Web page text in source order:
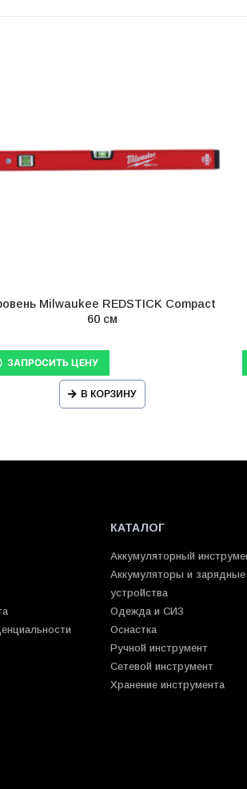
Milwaukee REDSTICK Compact
60 см
В КОРЗИНУ
КАТАЛОГ
Аккумуляторный
Аккумуляторы и зарядные
устройства
Одежда и СИЗ
Оснастка
Ручной инструмент
Сетевой инструмент
Хранение инструмента